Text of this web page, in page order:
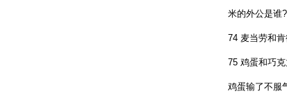
米的外公是谁?
74 麦当劳和肯
75 鸡蛋和巧克
鸡蛋输了不服气